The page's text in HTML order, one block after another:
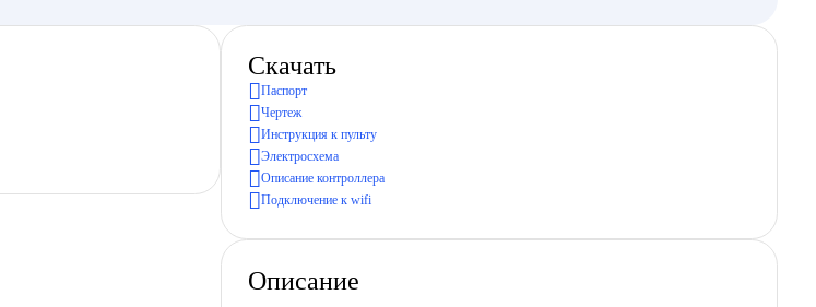
Скачать
Паспорт
Чертеж
Инструкция к пульту
Электросхема
Описание контроллера
Подключение к wifi
Описание